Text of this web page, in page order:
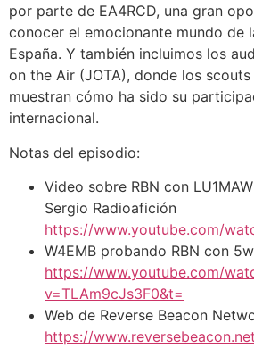
por parte de EA4RCD, una gran
conocer el emocionante mundo de
España. Y también incluimos los
on the Air (JOTA), donde los
muestran cómo ha sido su
internacional.
Notas del episodio:
Video sobre RBN con
Sergio Radioafición
https://www.youtube.com/
W4EMB probando RBN con 5w
https://www.youtube.com/
v=TLAm9cJs3F0&t=
Web de Reverse Beacon
https://www.reversebeacon.net